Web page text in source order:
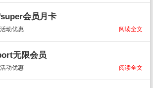
会员月卡
阅读全文
活动优惠
无限会员
阅读全文
活动优惠